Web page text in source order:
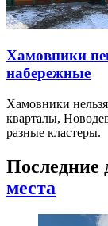
Хамовники
набережные
Хамовники
кварталы,
разные кластеры.
Последние
места